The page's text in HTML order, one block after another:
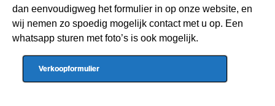
dan eenvoudigweg het formulier in op onze website, en
wij nemen zo spoedig mogelijk contact met u op. Een
whatsapp sturen met foto’s is ook mogelijk.
Verkoopformulier